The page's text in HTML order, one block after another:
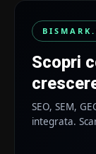
Scopri
SEO, SEM,
integrata.